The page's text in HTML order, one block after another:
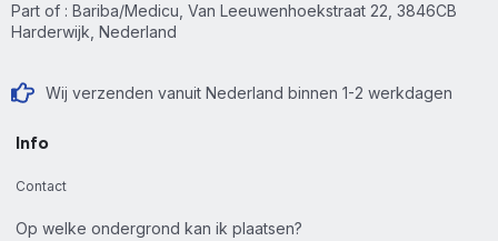
Part of : Bariba/Medicu, Van Leeuwenhoekstraat 22, 3846CB
Harderwijk, Nederland
Wij verzenden vanuit Nederland binnen 1-2 werkdagen
Info
Contact
Op welke ondergrond kan ik plaatsen?